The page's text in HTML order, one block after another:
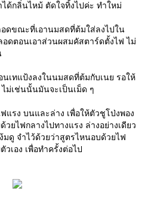
ด้กลิ่นไหม้ ตัดใจทิ้งไปค่ะ ทำใหม่
ดขณะที่เอานมสดที่ต้มใส่ลงไปใน
ดตอนเอาส่วนผสมคัสตาร์ดตั้งไฟ ไม่
เทแป้งลงในนมสดที่ต้มกับเนย รอให้
ม่เช่นนั้นมันจะเป็นเม็ด ๆ
แรง บนและล่าง เพื่อให้ตัวชูโป่งพอง
ยไฟกลางไปทางแรง ล่างอย่างเดียว
ดู จำไว้ด้วยว่าสูตรไหนอบด้วยไฟ
วเอง เพื่อทำครั้งต่อไป